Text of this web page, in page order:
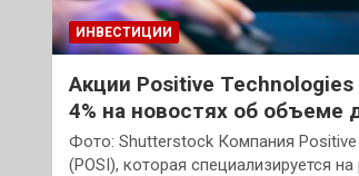
ИНВЕСТИЦИИ
Акции Positive Technologies
4% на новостях об объеме
Фото: Shutterstock Компания Positive
(POSI), которая специализируется